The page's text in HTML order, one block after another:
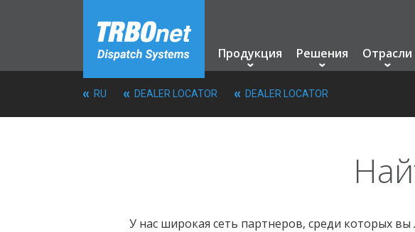
Продукция Решения Отрасли
RU DEALER LOCATOR DEALER LOCATOR
У нас широкая сеть партнеров, среди которых